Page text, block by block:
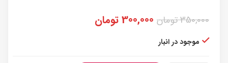
350,000تومان قیمت
300,000تومان
موجود در انبار